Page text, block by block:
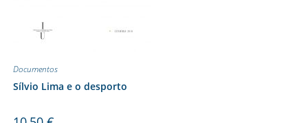
Documentos
Sílvio Lima e o desporto